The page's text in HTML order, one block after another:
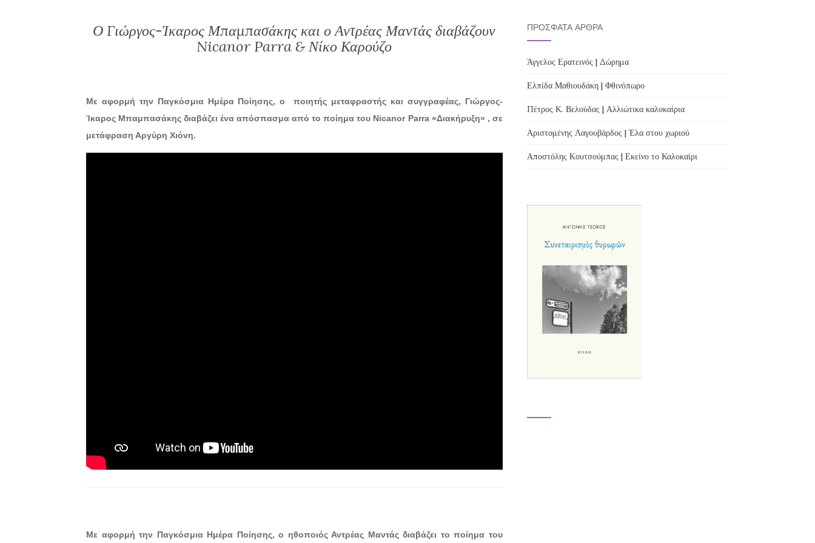
Ο Γιώργος-Ίκαρος Μπαμπασάκης και ο Αντρέας Μαντάς διαβάζουν
Nicanor Parra & Νίκο Καρούζο
Με αφορμή την Παγκόσμια Ημέρα Ποίησης, ο ποιητής μεταφραστής και συγγραφέας, Γιώργος-
Ίκαρος Μπαμπασάκης διαβάζει ένα απόσπασμα από το ποίημα του Nicanor Parra «Διακήρυξη» , σε
μετάφραση Αργύρη Χιόνη.
Με αφορμή την Παγκόσμια Ημέρα Ποίησης, ο ηθοποιός Αντρέας Μαντάς διαβάζει το ποίημα του
ΠΡΌΣΦΑΤΑ ΆΡΘΡΑ
Άγγελος Ερατεινός | Δώρημα
Ελπίδα Μαθιουδάκη | Φθινόπωρο
Πέτρος Κ. Βελούδας | Αλλιώτικα καλοκαίρια
Αριστομένης Λαγουβάρδος | Έλα στου χωριού
Αποστόλης Κουτσούμπας | Εκείνο το Καλοκαίρι